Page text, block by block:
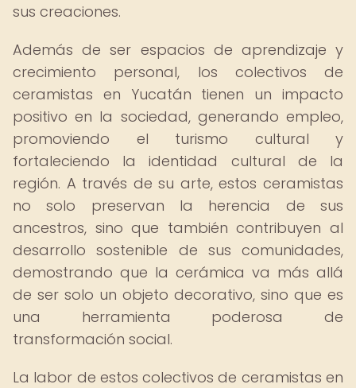
sus creaciones.
Además de ser espacios de aprendizaje y
crecimiento personal, los colectivos de
ceramistas en Yucatán tienen un impacto
positivo en la sociedad, generando empleo,
promoviendo el turismo cultural y
fortaleciendo la identidad cultural de la
región. A través de su arte, estos ceramistas
no solo preservan la herencia de sus
ancestros, sino que también contribuyen al
desarrollo sostenible de sus comunidades,
demostrando que la cerámica va más allá
de ser solo un objeto decorativo, sino que es
una herramienta poderosa de
transformación social.
La labor de estos colectivos de ceramistas en